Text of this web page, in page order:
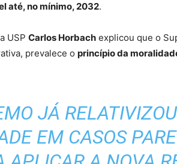
até, no mínimo, 2032.
USP Carlos Horbach explicou que o
prevalece o princípio da
JÁ
EM CASOS